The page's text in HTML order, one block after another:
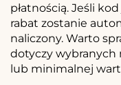
płatnością. Jeśli
rabat zostanie
naliczony. Warto
dotyczy wybranych
lub minimalnej